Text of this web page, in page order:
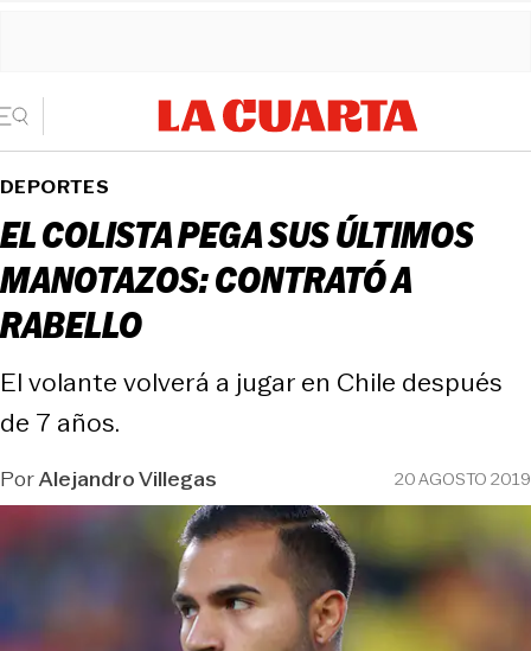
DEPORTES
EL COLISTA PEGA SUS ÚLTIMOS
MANOTAZOS: CONTRATÓ A
RABELLO
El volante volverá a jugar en Chile después
de 7 años.
PorAlejandro Villegas 20 AGOSTO 2019